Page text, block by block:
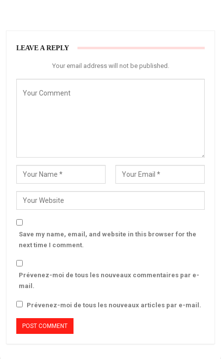
LEAVE A REPLY
Your email address will not be published.
Save my name, email, and website in this browser for the
next time I comment.
Prévenez-moi de tous les nouveaux commentaires par e-
mail.
Prévenez-moi de tous les nouveaux articles par e-mail.